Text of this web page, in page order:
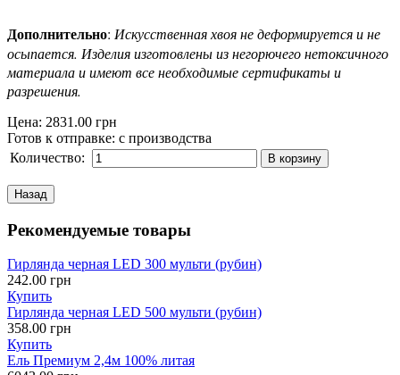
Дополнительно: Искусственная хвоя не деформируется и не
осыпается. Изделия изготовлены из негорючего нетоксичного
материала и имеют все необходимые сертификаты и
разрешения.
Цена: 2831.00 грн
Готов к отправке: с производства
Количество:
Рекомендуемые товары
Гирлянда черная LED 300 мульти (рубин)
242.00 грн
Купить
Гирлянда черная LED 500 мульти (рубин)
358.00 грн
Купить
Ель Премиум 2,4м 100% литая